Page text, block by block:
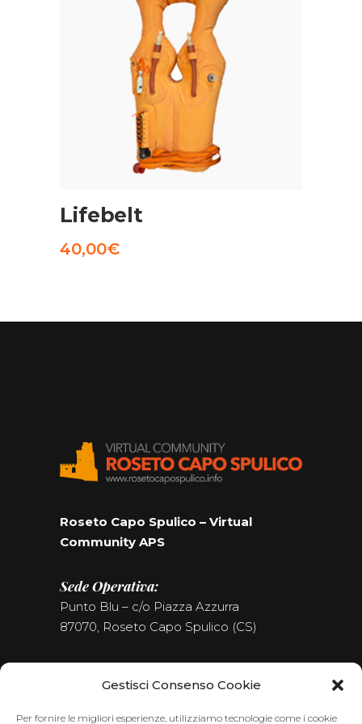
Gestisci Consenso Cookie
Per fornire le migliori esperienze, utilizziamo tecnologie come i cookie
AGGIUNGI AL CARRELLO
Lifebelt
40,00€
Roseto Capo Spulico – Virtual
Community APS
Sede Operativa:
Punto Blu – c/o Piazza Azzurra
87070, Roseto Capo Spulico (CS)
Seguici sui Social